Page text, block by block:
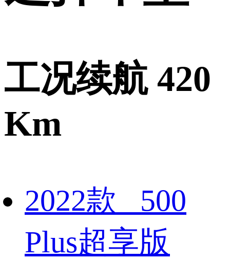
工况续航 420
Km
2022款 500
Plus超享版